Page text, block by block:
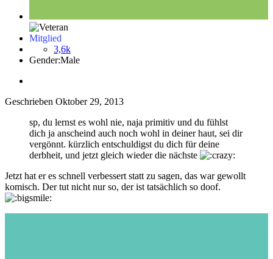
Mitglied
3,6k
Gender:Male
Geschrieben Oktober 29, 2013
sp, du lernst es wohl nie, naja primitiv und du fühlst
dich ja anscheind auch noch wohl in deiner haut, sei dir
vergönnt. kürzlich entschuldigst du dich für deine
derbheit, und jetzt gleich wieder die nächste
Jetzt hat er es schnell verbessert statt zu sagen, das war gewollt
komisch. Der tut nicht nur so, der ist tatsächlich so doof.